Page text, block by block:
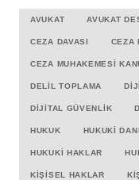
AVUKAT AVUKAT
CEZA DAVASI CEZA
CEZA MUHAKEMESI
DELIL TOPLAMA
DIJITAL GÜVENLIK
HUKUK HUKUKI
HUKUKI HAKLAR
KIŞISEL HAKLAR